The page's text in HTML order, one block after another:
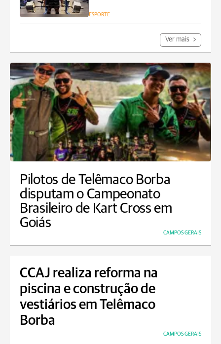
ESPORTE
Ver mais
Pilotos de Telêmaco Borba
disputam o Campeonato
Brasileiro de Kart Cross em
Goiás
CAMPOS GERAIS
CCAJ realiza reforma na
piscina e construção de
vestiários em Telêmaco
Borba
CAMPOS GERAIS